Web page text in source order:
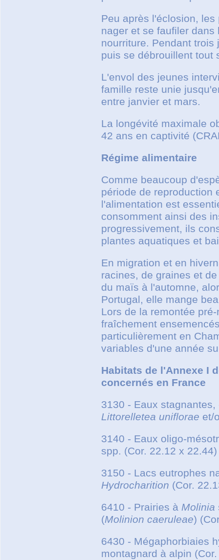
Peu après l'éclosion,
nager et se faufiler
nourriture. Pendant
puis se débrouillent tout
L'envol des jeunes
famille reste unie
entre janvier et mars.
La longévité maximale
42 ans en captivité
Régime alimentaire
Comme beaucoup
période de reproduction
l'alimentation est
consomment ainsi des
progressivement, ils
plantes aquatiques et
En migration et en
racines, de graines et
du maïs à l'automne,
Portugal, elle mange
Lors de la remontée
fraîchement
particulièrement en
variables d'une année
Habitats de l'Annexe I
concernés en France
3130 - Eaux
Littorelletea uniflorae et/
3140 - Eaux oligo-
spp. (Cor. 22.12 x 22.44)
3150 - Lacs eutrophes
Hydrocharition (Cor.
6410 - Prairies à Molinia
(Molinion caeruleae)
6430 - Mégaphorbiaies
montagnard à alpin